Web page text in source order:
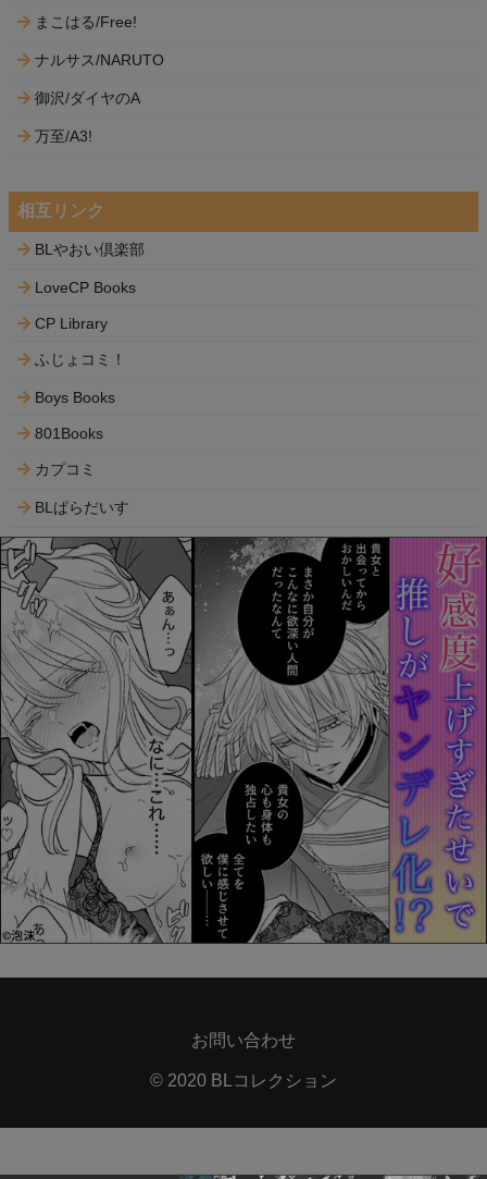
まこはる/Free!
ナルサス/NARUTO
御沢/ダイヤのA
万至/A3!
相互リンク
BLやおい倶楽部
LoveCP Books
CP Library
ふじょコミ！
Boys Books
801Books
カプコミ
BLぱらだいす
お問い合わせ
© 2020 BLコレクション